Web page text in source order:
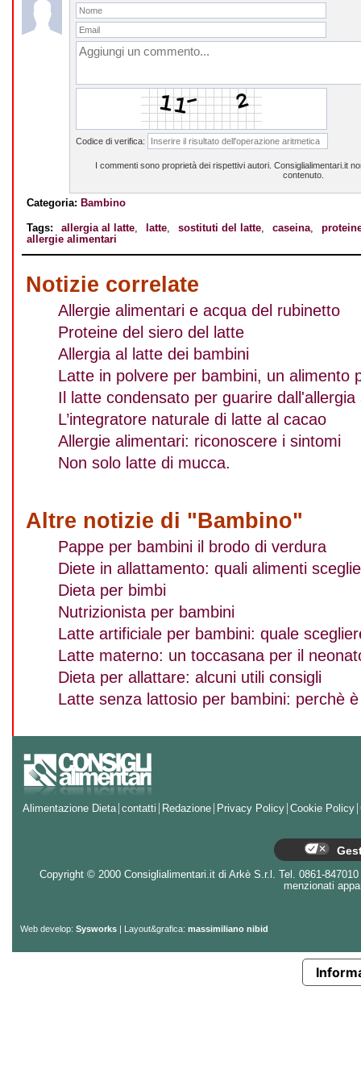
Codice di verifica:
I commenti sono proprietà dei rispettivi autori. Consiglialimentari.it
contenuto.
Categoria: Bambino
Tags: allergia al latte, latte, sostituti del latte, caseina,
allergie alimentari
Notizie correlate
Allergie alimentari e acqua del rubinetto
Proteine del siero del latte
Allergia al latte dei bambini
Latte in polvere per bambini, un alimento
Il latte condensato per guarire dall'allergia
L’integratore naturale di latte al cacao
Allergie alimentari: riconoscere i sintomi
Non solo latte di mucca.
Altre notizie di "Bambino"
Pappe per bambini il brodo di verdura
Diete in allattamento: quali alimenti
Dieta per bimbi
Nutrizionista per bambini
Latte artificiale per bambini: quale
Latte materno: un toccasana per il
Dieta per allattare: alcuni utili consigli
Latte senza lattosio per bambini: perchè
Alimentazione Dieta contatti Redazione Privacy Policy Cookie Policy
Copyright © 2000 Consiglialimentari.it di Arkè S.r.l. Tel. 0861-
menzionati
Web develop: Sysworks | Layout&grafica: massimiliano nibid